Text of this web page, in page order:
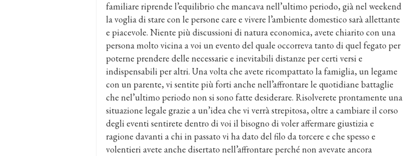
familiare riprende l’equilibrio che mancava nell’ultimo periodo, già nel weekend
la voglia di stare con le persone care e vivere l’ambiente domestico sarà allettante
e piacevole. Niente più discussioni di natura economica, avete chiarito con una
persona molto vicina a voi un evento del quale occorreva tanto di quel fegato per
poterne prendere delle necessarie e inevitabili distanze per certi versi e
indispensabili per altri. Una volta che avete ricompattato la famiglia, un legame
con un parente, vi sentite più forti anche nell’affrontare le quotidiane battaglie
che nel’ultimo periodo non si sono fatte desiderare. Risolverete prontamente una
situazione legale grazie a un’idea che vi verrà strepitosa, oltre a cambiare il corso
degli eventi sentirete dentro di voi il bisogno di voler affermare giustizia e
ragione davanti a chi in passato vi ha dato del filo da torcere e che spesso e
volentieri avete anche disertato nell’affrontare perché non avevate ancora